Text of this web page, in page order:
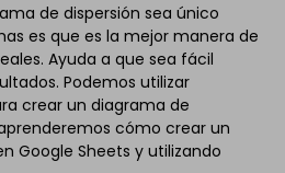
de dispersión sea único
es que es la mejor manera de
Ayuda a que sea fácil
Podemos utilizar
crear un diagrama de
cómo crear un
Google Sheets y utilizando